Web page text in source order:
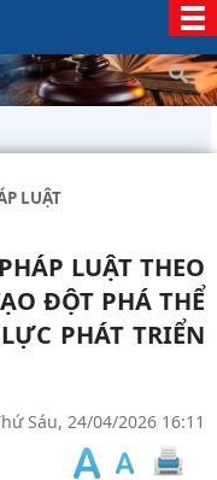
LUẬT
ĐỘT PHÁ THỂ
PHÁT TRIỂN
Sáu, 24/04/2026 16:11